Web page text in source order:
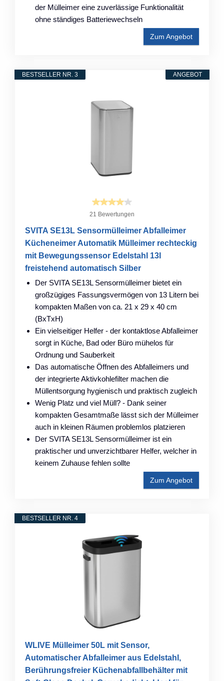
der Mülleimer eine zuverlässige Funktionalität
ohne ständiges Batteriewechseln
Zum Angebot
ANGEBOT
BESTSELLER NR. 3
21 Bewertungen
SVITA SE13L Sensormülleimer Abfalleimer
Kücheneimer Automatik Mülleimer rechteckig
mit Bewegungssensor Edelstahl 13l
freistehend automatisch Silber
Der SVITA SE13L Sensormülleimer bietet ein
großzügiges Fassungsvermögen von 13 Litern bei
kompakten Maßen von ca. 21 x 29 x 40 cm
(BxTxH)
Ein vielseitiger Helfer - der kontaktlose Abfalleimer
sorgt in Küche, Bad oder Büro mühelos für
Ordnung und Sauberkeit
Das automatische Öffnen des Abfalleimers und
der integrierte Aktivkohlefilter machen die
Müllentsorgung hygienisch und praktisch zugleich
Wenig Platz und viel Müll? - Dank seiner
kompakten Gesamtmaße lässt sich der Mülleimer
auch in kleinen Räumen problemlos platzieren
Der SVITA SE13L Sensormülleimer ist ein
praktischer und unverzichtbarer Helfer, welcher in
keinem Zuhause fehlen sollte
Zum Angebot
BESTSELLER NR. 4
WLIVE Mülleimer 50L mit Sensor,
Automatischer Abfalleimer aus Edelstahl,
Berührungsfreier Küchenabfallbehälter mit